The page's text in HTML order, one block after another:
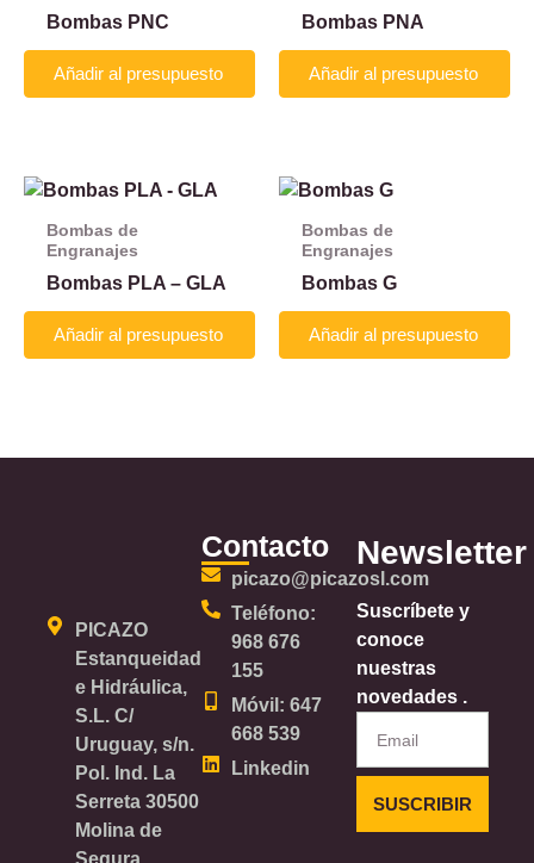
Bombas PNC
Añadir al presupuesto
Bombas PNA
Añadir al presupuesto
Bombas de
Engranajes
Bombas PLA – GLA
Añadir al presupuesto
Bombas de
Engranajes
Bombas G
Añadir al presupuesto
PICAZO
Estanqueidad
e Hidráulica,
S.L. C/
Uruguay, s/n.
Pol. Ind. La
Serreta 30500
Molina de
Segura
Contacto
picazo@picazosl.com
Teléfono:
968 676
155
Móvil: 647
668 539
Linkedin
Newsletter
Suscríbete y
conoce
nuestras
novedades .
SUSCRIBIR